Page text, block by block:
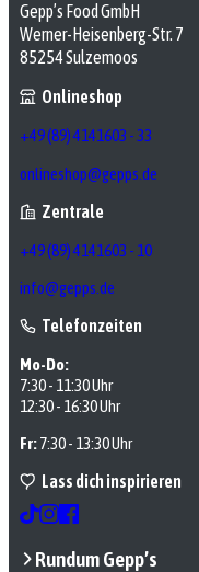
Gepp’s Food GmbH
Werner-Heisenberg-Str. 7
85254 Sulzemoos
Onlineshop
+49 (89) 4141603 - 33
onlineshop@gepps.de
Zentrale
+49 (89) 4141603 - 10
info@gepps.de
Telefonzeiten
Mo-Do:
7:30 - 11:30 Uhr
12:30 - 16:30 Uhr
Fr:7:30 - 13:30 Uhr
Lass dich inspirieren
Rundum Gepp’s